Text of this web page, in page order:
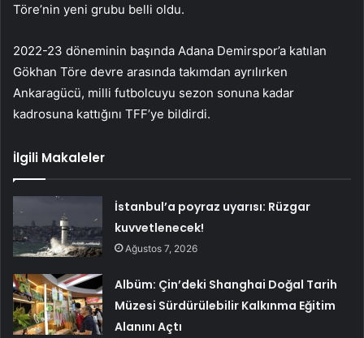
Töre’nin yeni grubu belli oldu.
2022-23 döneminin başında Adana Demirspor’a katılan
Gökhan Töre devre arasında takımdan ayrılırken
Ankaragücü, milli futbolcuyu sezon sonuna kadar
kadrosuna kattığını TFF’ye bildirdi.
İlgili Makaleler
İstanbul’a poyraz uyarısı: Rüzgar
kuvvetlenecek!
Ağustos 7, 2026
Albüm: Çin’deki Shanghai Doğal Tarih
Müzesi Sürdürülebilir Kalkınma Eğitim
Alanını Açtı